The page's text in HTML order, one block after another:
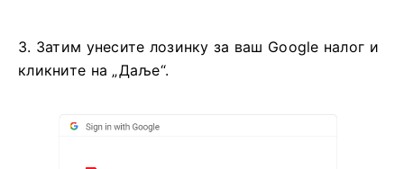
3. Затим унесите лозинку за ваш Google налог и
кликните на „Даље“.